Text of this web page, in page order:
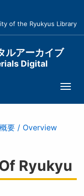
of the Ryukyus Library
ルアーカイブ
Digital
概要 / Overview
Ryukyu